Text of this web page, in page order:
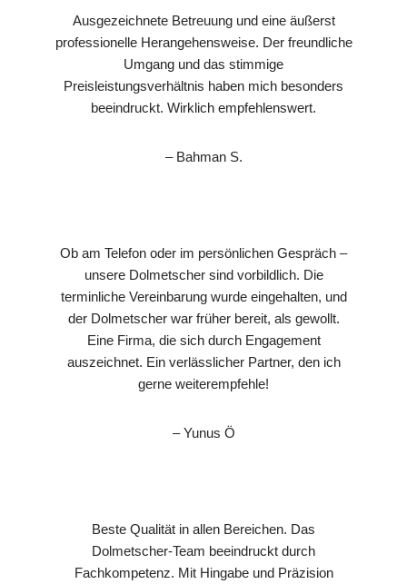
Ausgezeichnete Betreuung und eine äußerst
professionelle Herangehensweise. Der freundliche
Umgang und das stimmige
Preisleistungsverhältnis haben mich besonders
beeindruckt. Wirklich empfehlenswert.
– Bahman S.
Ob am Telefon oder im persönlichen Gespräch –
unsere Dolmetscher sind vorbildlich. Die
terminliche Vereinbarung wurde eingehalten, und
der Dolmetscher war früher bereit, als gewollt.
Eine Firma, die sich durch Engagement
auszeichnet. Ein verlässlicher Partner, den ich
gerne weiterempfehle!
– Yunus Ö
Beste Qualität in allen Bereichen. Das
Dolmetscher-Team beeindruckt durch
Fachkompetenz. Mit Hingabe und Präzision